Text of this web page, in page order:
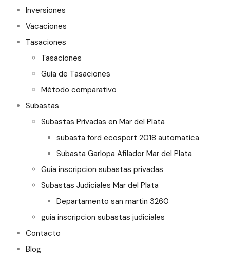
Inversiones
Vacaciones
Tasaciones
Tasaciones
Guia de Tasaciones
Método comparativo
Subastas
Subastas Privadas en Mar del Plata
subasta ford ecosport 2018 automatica
Subasta Garlopa Afilador Mar del Plata
Guía inscripcion subastas privadas
Subastas Judiciales Mar del Plata
Departamento san martin 3260
guia inscripcion subastas judiciales
Contacto
Blog